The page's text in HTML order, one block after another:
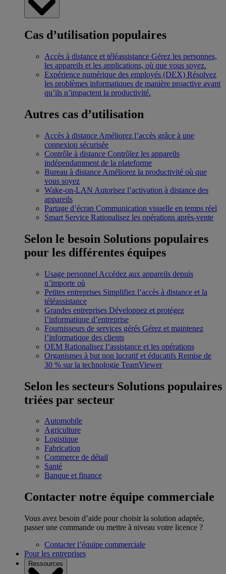
Cas d’utilisation populaires
Accès à distance et téléassistance Gérez les personnes,
les appareils et les applications, où que vous soyez.
Expérience numérique des employés (DEX) Résolvez
les problèmes informatiques de manière proactive avant
qu’ils n’impactent la productivité.
Autres cas d’utilisation
Accès à distance Améliorez l’accès grâce à une
connexion sécurisée
Contrôle à distance Contrôlez les appareils
indépendamment de la plateforme
Bureau à distance Améliorez la productivité où que
vous soyez
Wake-on-LAN Autorisez l’activation à distance des
appareils
Partage d’écran Communication visuelle en temps réel
Smart Service Rationalisez les opérations après-vente
Selon le besoin Solutions populaires
pour les différentes équipes
Usage personnel Accédez aux appareils depuis
n’importe où
Petites entreprises Simplifiez l’accès à distance et la
téléassistance
Grandes entreprises Développez et protégez
l’informatique d’entreprise
Fournisseurs de services gérés Gérez et maintenez
l’informatique des clients
OEM Rationalisez l’assistance et les opérations
Organismes à but non lucratif et éducatifs Remise de
30 % sur la technologie TeamViewer
Selon les secteurs Solutions populaires
triées par secteur
Automobile
Agriculture
Logistique
Fabrication
Commerce de détail
Santé
Banque et finance
Contacter notre équipe commerciale
Vous avez besoin d’aide pour choisir la solution adaptée,
passer une commande ou mettre à niveau votre licence ?
Contacter l’équipe commerciale
Pour les entreprises
Ressources